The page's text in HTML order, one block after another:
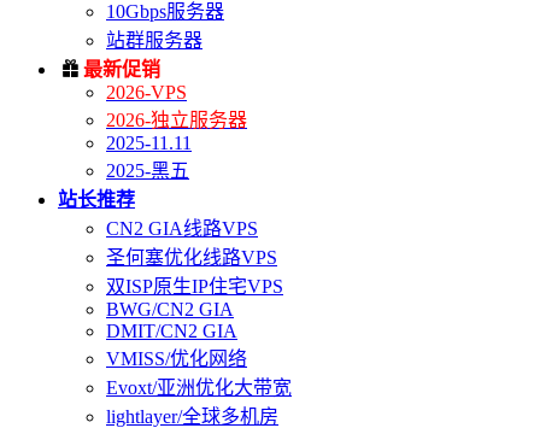
10Gbps服务器
站群服务器
 最新促销
2026-VPS
2026-独立服务器
2025-11.11
2025-黑五
站长推荐
CN2 GIA线路VPS
圣何塞优化线路VPS
双ISP原生IP住宅VPS
BWG/CN2 GIA
DMIT/CN2 GIA
VMISS/优化网络
Evoxt/亚洲优化大带宽
lightlayer/全球多机房